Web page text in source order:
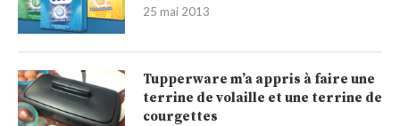
25 mai 2013
Tupperware m’a appris à faire une
terrine de volaille et une terrine de
courgettes